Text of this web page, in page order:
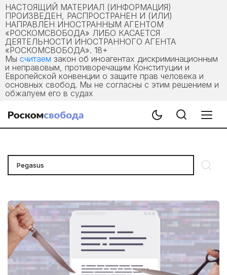
НАСТОЯЩИЙ МАТЕРИАЛ (ИНФОРМАЦИЯ)
ПРОИЗВЕДЕН, РАСПРОСТРАНЕН И (ИЛИ)
НАПРАВЛЕН ИНОСТРАННЫМ АГЕНТОМ
«РОСКОМСВОБОДА» ЛИБО КАСАЕТСЯ
ДЕЯТЕЛЬНОСТИ ИНОСТРАННОГО АГЕНТА
«РОСКОМСВОБОДА». 18+
Мы считаем закон об иноагентах дискриминационным
и неправовым, противоречащим Конституции и
Европейской конвенции о защите прав человека и
основных свобод. Мы не согласны с этим решением и
обжалуем его в судах